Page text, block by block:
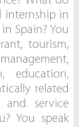
internship in
Spain? You
tourism,
education,
related
and service
You speak